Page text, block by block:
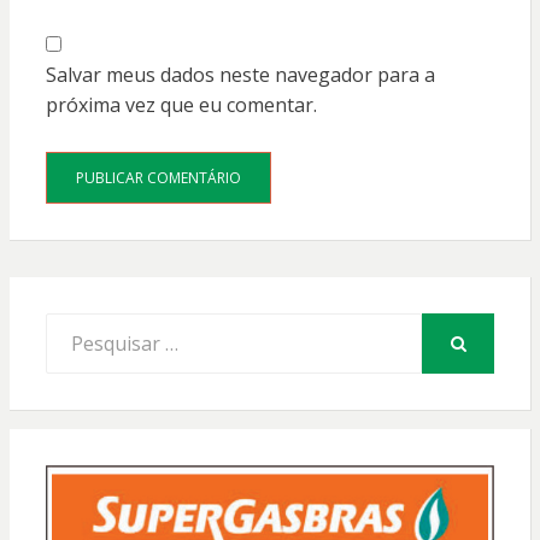
Salvar meus dados neste navegador para a
próxima vez que eu comentar.
por: